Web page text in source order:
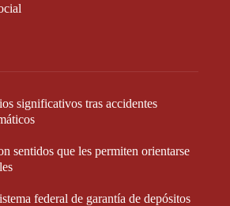
significativos tras accidentes
sentidos que les permiten orientarse
federal de garantía de depósitos